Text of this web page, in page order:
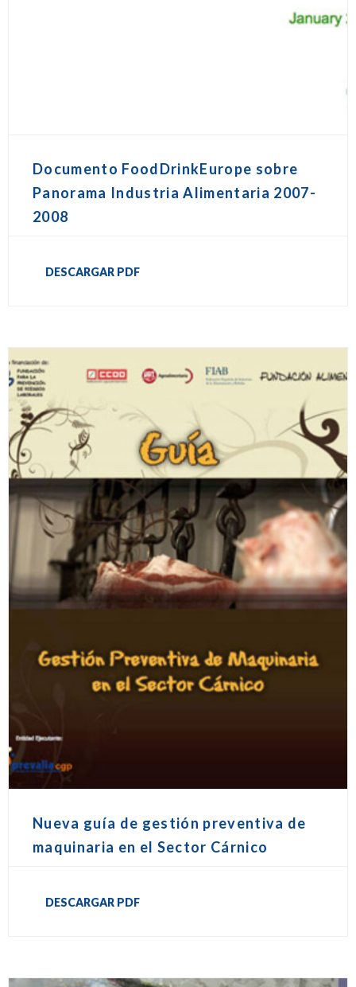
Documento FoodDrinkEurope sobre
Panorama Industria Alimentaria 2007-
2008
DESCARGAR PDF
Nueva guía de gestión preventiva de
maquinaria en el Sector Cárnico
DESCARGAR PDF